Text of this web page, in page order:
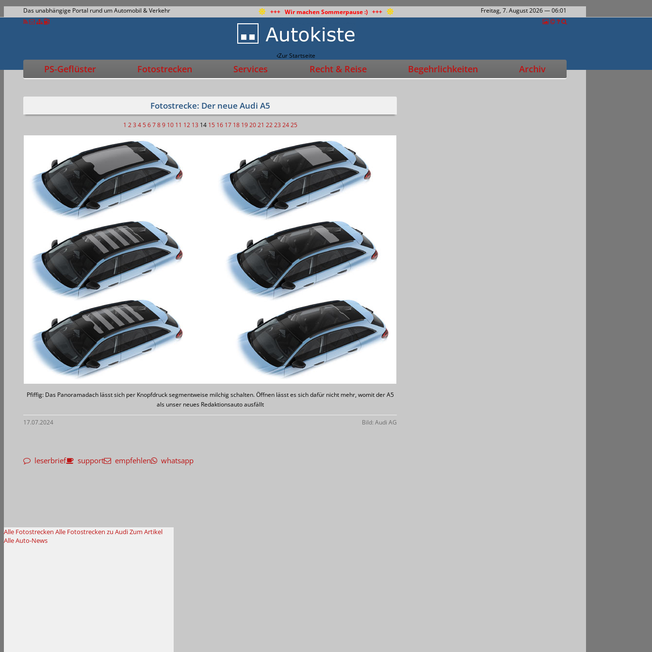
Das unabhängige Portal rund um Automobil & Verkehr +++ Wir machen Sommerpause :) +++ Freitag, 7. August 2026— 06:01
Zur Startseite
PS-Geflüster Fotostrecken Services Recht & Reise Begehrlichkeiten Archiv
Fotostrecke: Der neue Audi A5
1 2 3 4 5 6 7 8 9 10 11 12 13 14 15 16 17 18 19 20 21 22 23 24 25
Pfiffig: Das Panoramadach lässt sich per Knopfdruck segmentweise milchig schalten. Öffnen lässt es sich dafür nicht mehr, womit der A5
als unser neues Redaktionsauto ausfällt
17.07.2024 Bild: Audi AG
leserbrief support empfehlen whatsapp
Alle Fotostrecken Alle Fotostrecken zu AudiZum Artikel
Alle Auto-News